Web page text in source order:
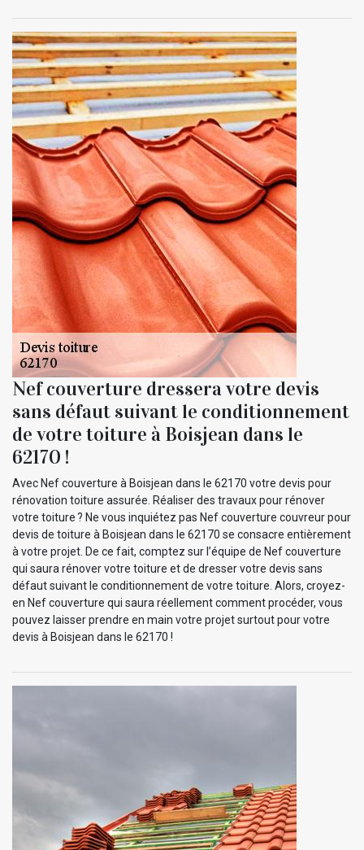
Nef couverture dressera votre devis
sans défaut suivant le conditionnement
de votre toiture à Boisjean dans le
62170 !
Avec Nef couverture à Boisjean dans le 62170 votre devis pour
rénovation toiture assurée. Réaliser des travaux pour rénover
votre toiture ? Ne vous inquiétez pas Nef couverture couvreur pour
devis de toiture à Boisjean dans le 62170 se consacre entièrement
à votre projet. De ce fait, comptez sur l’équipe de Nef couverture
qui saura rénover votre toiture et de dresser votre devis sans
défaut suivant le conditionnement de votre toiture. Alors, croyez-
en Nef couverture qui saura réellement comment procéder, vous
pouvez laisser prendre en main votre projet surtout pour votre
devis à Boisjean dans le 62170 !